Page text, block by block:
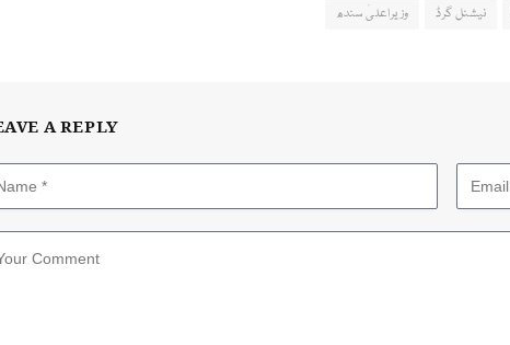
نیشنل گرڈ وزیراعلیٰ سندھ
A REPLY